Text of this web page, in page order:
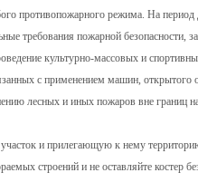
противопожарного режима. На
требования пожарной безопасности,
культурно-массовых и
с применением машин, открытого
лесных и иных пожаров вне границ
и прилегающую к нему
строений и не оставляйте костер